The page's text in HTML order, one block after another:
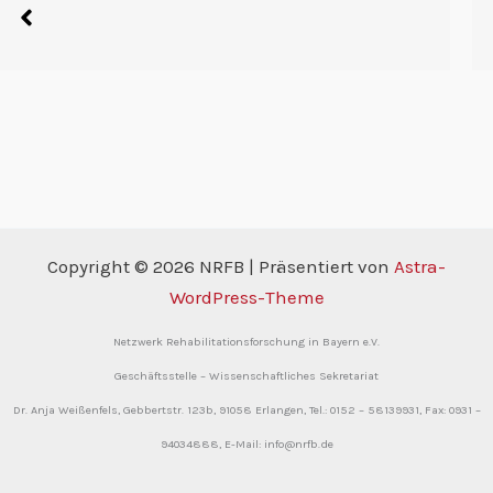
Auch in den kommenden drei Jahren werden Frau
Copyright © 2026 NRFB | Präsentiert von Astra-
WordPress-Theme
Netzwerk Rehabilitationsforschung in Bayern e.V.
Geschäftsstelle – Wissenschaftliches Sekretariat
Dr. Anja Weißenfels, Gebbertstr. 123b, 91058 Erlangen, Tel.: 0152 – 58139931, Fax: 0931 –
94034888, E-Mail: info@nrfb.de